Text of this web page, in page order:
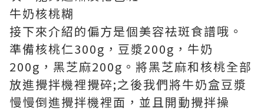
牛奶核桃糊
接下來介紹的偏方是個美容祛斑食譜哦。
準備核桃仁300g，豆漿200g，牛奶
200g，黑芝麻200g。將黑芝麻和核桃全部
放進攪拌機裡攪碎;之後我們將牛奶盒豆漿
慢慢倒進攪拌機裡面，並且開動攪拌操